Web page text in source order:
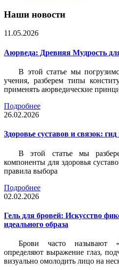
Наши новости
11.05.2026
Аюрведа: Древняя Мудрость
В этой статье мы
учения, разберем типы
применять аюрведические
Подробнее
26.02.2026
Здоровье суставов и связок:
В этой статье мы
компоненты для здоровья
правила выбора
Подробнее
02.02.2026
Гель для бровей: Искусство
идеального образа
Брови часто называют
определяют выражение глаз,
визуально омолодить лицо на